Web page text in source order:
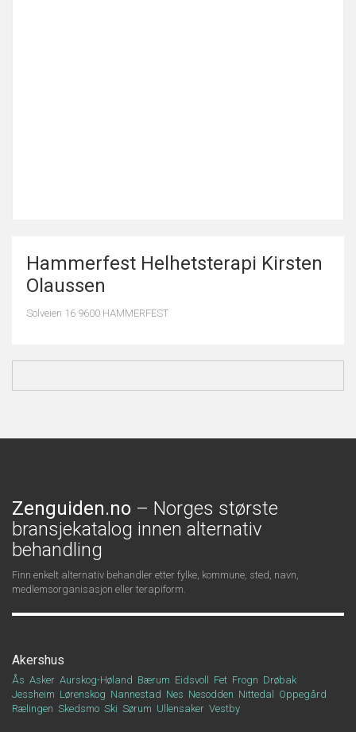
Hammerfest Helhetsterapi Kirsten
Olaussen
Solveien 16 9600 HAMMERFEST
Zenguiden.no – Norges største
bransjekatalog innen alternativ
behandling
Finn enkelt alternativ behandler etter fylke, kommune, sted, navn,
medlemsorganisasjon eller terapiform.
Akershus
Ås Asker Aurskog-Høland Bærum Eidsvoll Fet Frogn Drøbak
Jessheim Lørenskog Nannestad Nes Nesodden Nittedal
Oppegård
Rælingen Skedsmo Ski Sørum Ullensaker Vestby